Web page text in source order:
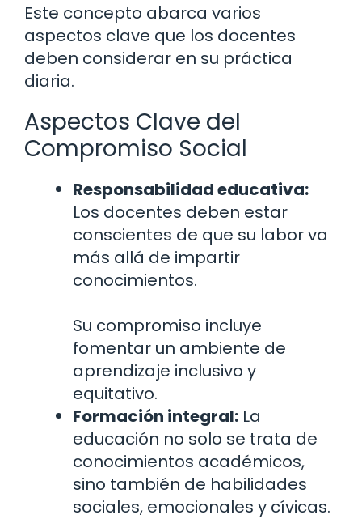
Este concepto abarca varios
aspectos clave que los docentes
deben considerar en su práctica
diaria.
Aspectos Clave del
Compromiso Social
Responsabilidad educativa:
Los docentes deben estar
conscientes de que su labor va
más allá de impartir
conocimientos.
Su compromiso incluye
fomentar un ambiente de
aprendizaje inclusivo y
equitativo.
Formación integral: La
educación no solo se trata de
conocimientos académicos,
sino también de habilidades
sociales, emocionales y cívicas.